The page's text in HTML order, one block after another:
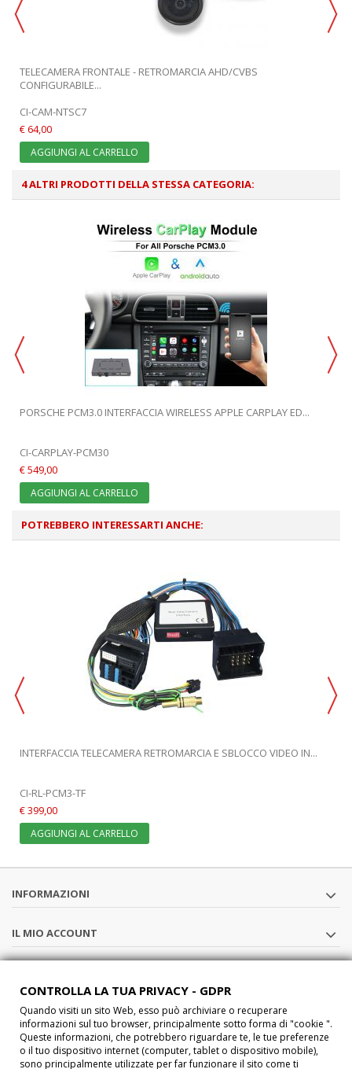
TELECAMERA FRONTALE - RETROMARCIA AHD/CVBS
CONFIGURABILE...
CI-CAM-NTSC7
€ 64,00
AGGIUNGI AL CARRELLO
4 ALTRI PRODOTTI DELLA STESSA CATEGORIA:
PORSCHE PCM3.0 INTERFACCIA WIRELESS APPLE CARPLAY ED...
CI-CARPLAY-PCM30
€ 549,00
AGGIUNGI AL CARRELLO
POTREBBERO INTERESSARTI ANCHE:
INTERFACCIA TELECAMERA RETROMARCIA E SBLOCCO VIDEO IN...
CI-RL-PCM3-TF
€ 399,00
AGGIUNGI AL CARRELLO
INFORMAZIONI
IL MIO ACCOUNT
CHI SIAMO
®2015 Car-Interface s.a.s All Rights Reserved P.IVA IT02457210207
CONTROLLA LA TUA PRIVACY - GDPR
Quando visiti un sito Web, esso può archiviare o recuperare
informazioni sul tuo browser, principalmente sotto forma di "cookie ".
Queste informazioni, che potrebbero riguardare te, le tue preferenze
o il tuo dispositivo internet (computer, tablet o dispositivo mobile),
sono principalmente utilizzate per far funzionare il sito come ti